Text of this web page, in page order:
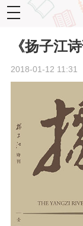
toggle
navigation
《扬子江
2018-01-12 11:31